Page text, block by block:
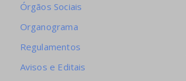
Órgãos Sociais
Organograma
Regulamentos
Avisos e Editais